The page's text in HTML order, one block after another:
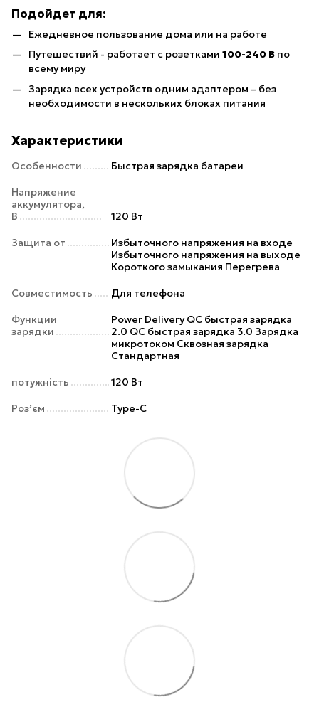
Подойдет для:
Ежедневное пользование дома или на работе
Путешествий - работает с розетками 100-240 В по
всему миру
Зарядка всех устройств одним адаптером – без
необходимости в нескольких блоках питания
Характеристики
Особенности Быстрая зарядка батареи
Напряжение
аккумулятора,
В
120 Вт
Защита от
Избыточного напряжения на входе
Избыточного напряжения на выходе
Короткого замыкания Перегрева
Совместимость Для телефона
Функции
зарядки
Power Delivery QC быстрая зарядка
2.0 QC быстрая зарядка 3.0 Зарядка
микротоком Сквозная зарядка
Стандартная
потужність 120 Вт
Розʼєм Type-C